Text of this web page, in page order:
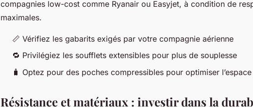
compagnies low-cost comme Ryanair ou Easyjet, à condition de
maximales.
📏 Vérifiez les gabarits exigés par votre compagnie aérienne
🔁 Privilégiez les soufflets extensibles pour plus de souplesse
🧳 Optez pour des poches compressibles pour optimiser l’espace
Résistance et matériaux : investir dans la